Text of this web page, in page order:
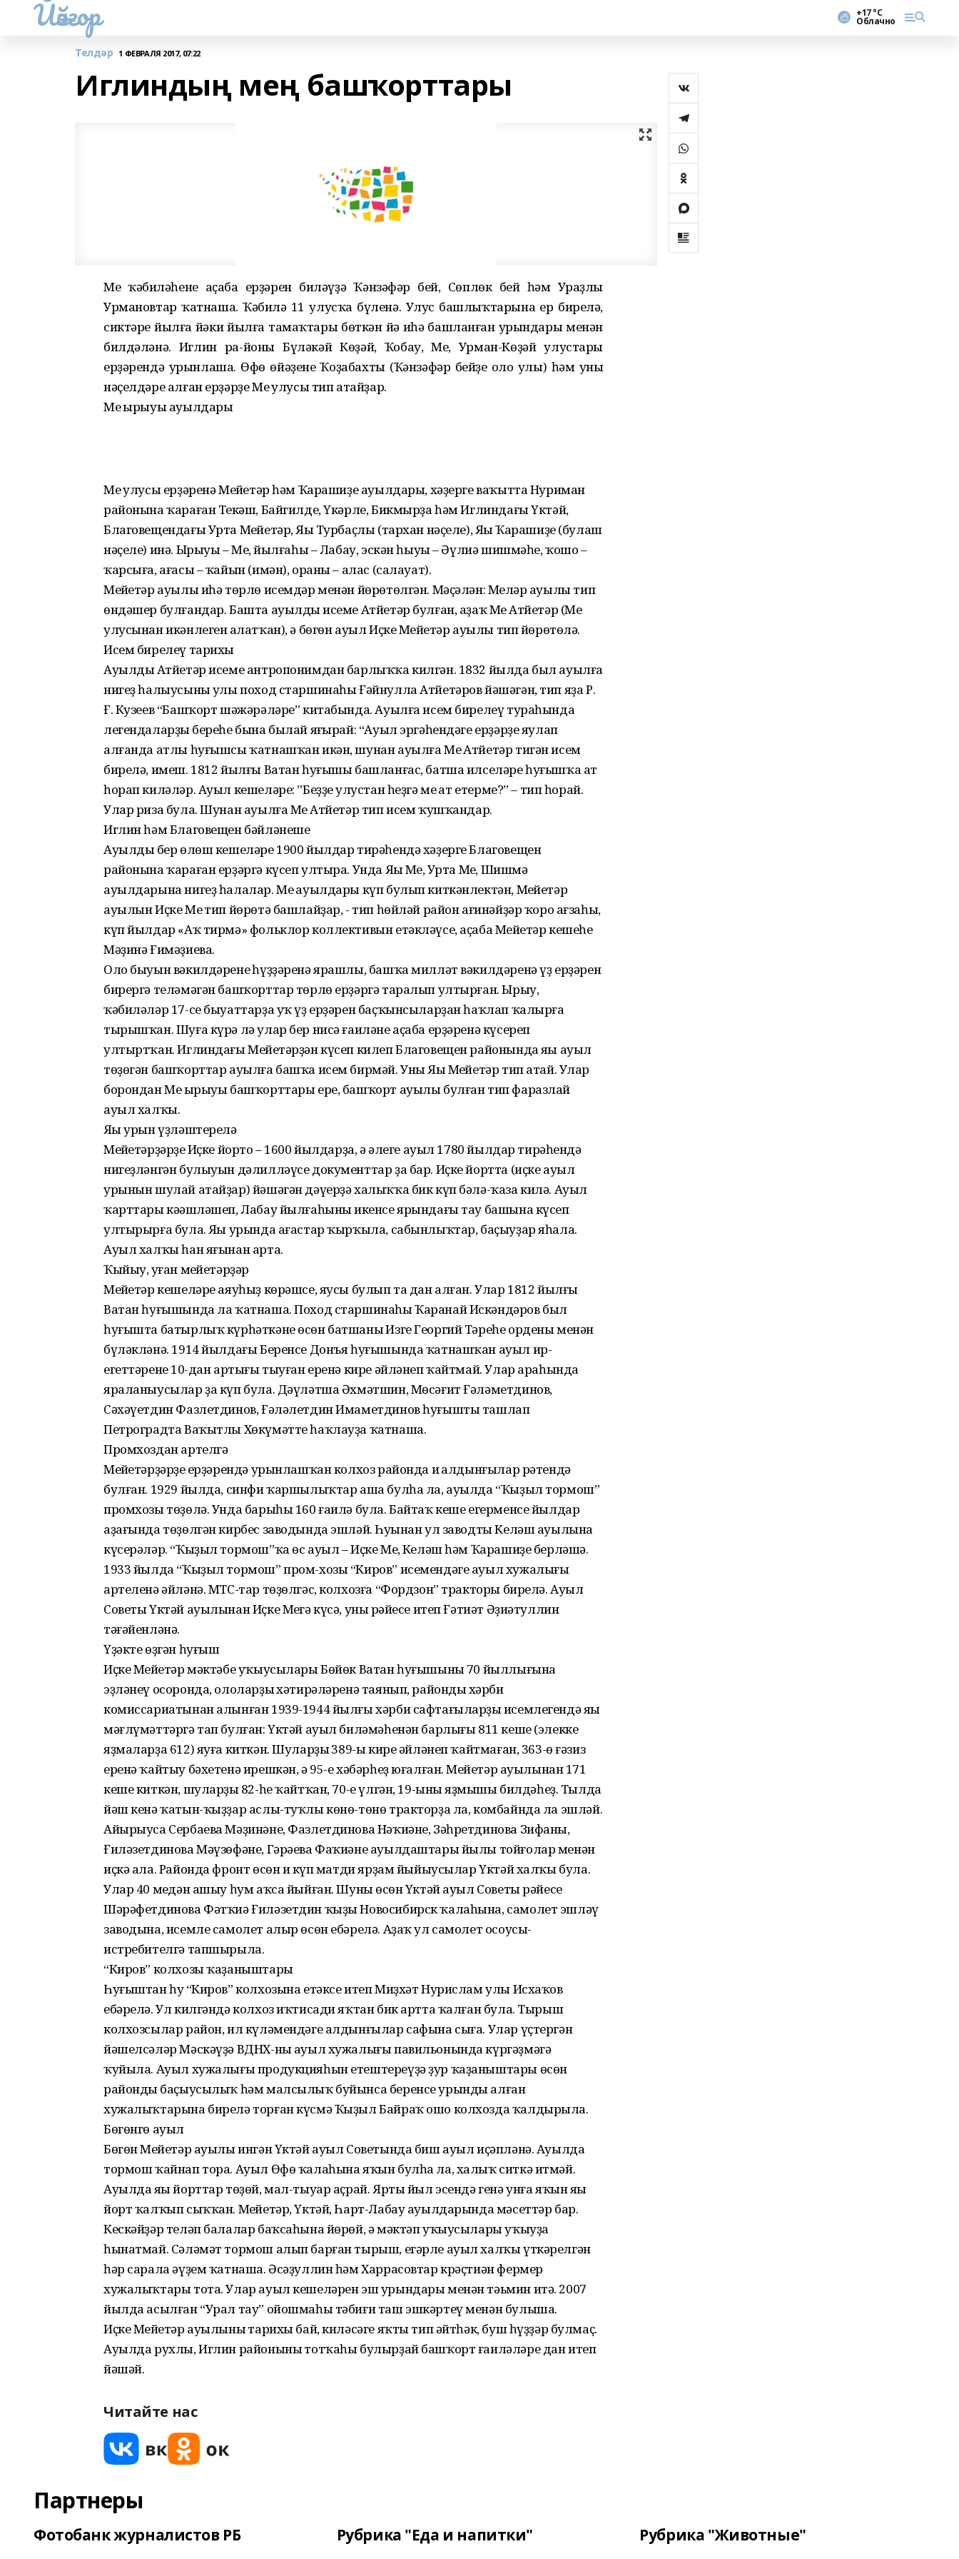
Йәйғор +17 °С
Облачно
Телдәр 1 ФЕВРАЛЯ 2017, 07:22
Иглиндың мең башҡорттары
Мең ҡәбиләһенең аҫаба ерҙәрен биләүҙә Ҡәнзәфәр бей, Сөплөк бей һәм Ураҙлы
Урмановтар ҡатнаша. Ҡәбилә 11 улусҡа бүленә. Улус башлыҡтарына ер бирелә,
сиктәре йылға йәки йылға тамаҡтары бөткән йә иһә башланған урындары менән
билдәләнә. Иглин ра-йоны Бүләкәй Көҙәй, Ҡобау, Мең, Урман-Көҙәй улустары
ерҙәрендә урынлаша. Өфө өйәҙенең Ҡоҙабахты (Ҡәнзәфәр бейҙең оло улы) һәм уның
нәҫелдәре алған ерҙәрҙе Мең улусы тип атайҙар.
Мең ырыуы ауылдары
Мең улусы ерҙәренә Меңйетәр һәм Ҡарашиҙе ауылдары, хәҙерге ваҡытта Нуриман
районына ҡараған Теңкәш, Байгилде, Үкәрле, Бикмырҙа һәм Иглиндағы Үктәй,
Благовещендағы Урта Меңйетәр, Яңы Турбаҫлы (тархан нәҫеле), Яңы Ҡарашиҙе (булаш
нәҫеле) инә. Ырыуы – Мең, йылғаһы – Лабау, эскән һыуы – Әүлиә шишмәһе, ҡошо –
ҡарсыға, ағасы – ҡайын (имән), ораны – алас (салауат).
Меңйетәр ауылы иһә төрлө исемдәр менән йөрөтөлгән. Мәҫәлән: Меңләр ауылы тип
өндәшер булғандар. Башта ауылдың исеме Атйетәр булған, аҙаҡ Мең Атйетәр (Мең
улусынан икәнлеген аңлатҡан), ә бөгөн ауыл Иҫке Меңйетәр ауылы тип йөрөтөлә.
Исем бирелеү тарихы
Ауылдың Атйетәр исеме антропонимдан барлыҡҡа килгән. 1832 йылда был ауылға
нигеҙ һалыусының улы поход старшинаһы Ғәйнулла Атйетәров йәшәгән, тип яҙа Р.
Ғ. Кузеев “Башҡорт шәжәрәләре” китабында. Ауылға исем бирелеү тураһында
легендаларҙың береһе бына былай яңғырай: “Ауыл эргәһендәге ерҙәрҙе яулап
алғанда атлы һуғышсы ҡатнашҡан икән, шунан ауылға Мең Атйетәр тигән исем
бирелә, имеш. 1812 йылғы Ватан һуғышы башланғас, батша илселәре һуғышҡа ат
һорап киләләр. Ауыл кешеләре: ”Беҙҙең улустан һеҙгә мең ат етерме?” – тип һорай.
Улар риза була. Шунан ауылға Мең Атйетәр тип исем ҡушҡандар.
Иглин һәм Благовещен бәйләнеше
Ауылдың бер өлөш кешеләре 1900 йылдар тирәһендә хәҙерге Благовещен
районына ҡараған ерҙәргә күсеп ултыра. Унда Яңы Мең, Урта Мең, Шишмә
ауылдарына нигеҙ һалалар. Мең ауылдары күп булып киткәнлектән, Меңйетәр
ауылын Иҫке Мең тип йөрөтә башлайҙар, - тип һөйләй район ағинәйҙәр ҡоро ағзаһы,
күп йылдар «Аҡ тирмә» фольклор коллективын етәкләүсе, аҫаба Меңйетәр кешеһе
Мәҙинә Ғимәҙиева.
Оло быуын вәкилдәренең һүҙҙәренә ярашлы, башҡа милләт вәкилдәренә үҙ ерҙәрен
бирергә теләмәгән башҡорттар төрлө ерҙәргә таралып ултырған. Ырыу,
ҡәбиләләр 17-се быуаттарҙа уҡ үҙ ерҙәрен баҫҡынсыларҙан һаҡлап ҡалырға
тырышҡан. Шуға күрә лә улар бер нисә ғаиләне аҫаба ерҙәренә күсереп
ултыртҡан. Иглиндағы Меңйетәрҙән күсеп килеп Благовещен районында яңы ауыл
төҙөгән башҡорттар ауылға башҡа исем бирмәй. Уны Яңы Меңйетәр тип атай. Улар
борондан Мең ырыуы башҡорттары ере, башҡорт ауылы булған тип фаразлай
ауыл халҡы.
Яңы урын үҙләштерелә
Меңйетәрҙәрҙең Иҫке йорто – 1600 йылдарҙа, ә әлеге ауыл 1780 йылдар тирәһендә
нигеҙләнгән булыуын дәлилләүсе документтар ҙа бар. Иҫке йортта (иҫке ауыл
урынын шулай атайҙар) йәшәгән дәүерҙә халыҡҡа бик күп бәлә-ҡаза килә. Ауыл
ҡарттары кәңәшләшеп, Лабау йылғаһының икенсе ярындағы тау башына күсеп
ултырырға була. Яңы урында ағастар ҡырҡыла, сабынлыҡтар, баҫыуҙар яһала.
Ауыл халҡы һан яғынан арта.
Ҡыйыу, уңған меңйетәрҙәр
Меңйетәр кешеләре аяуһыҙ көрәшсе, яусы булып та дан алған. Улар 1812 йылғы
Ватан һуғышында ла ҡатнаша. Поход старшинаһы Ҡаранай Искәндәров был
һуғышта батырлыҡ күрһәткәне өсөн батшаның Изге Георгий Тәреһе ордены менән
бүләкләнә. 1914 йылдағы Беренсе Донъя һуғышында ҡатнашҡан ауыл ир-
егеттәренең 10-дан артығы тыуған еренә кире әйләнеп ҡайтмай. Улар араһында
яраланыусылар ҙа күп була. Дәүләтша Әхмәтшин, Мөсәғит Ғәләметдинов,
Сәхәүетдин Фазлетдинов, Ғәләлетдин Имаметдинов һуғышты ташлап
Петроградта Ваҡытлы Хөкүмәтте һаҡлауҙа ҡатнаша.
Промхоздан артелгә
Меңйетәрҙәрҙең ерҙәрендә урынлашҡан колхоз районда иң алдынғылар рәтендә
булған. 1929 йылда, синфи ҡаршылыҡтар аша булһа ла, ауылда “Ҡыҙыл тормош”
промхозы төҙөлә. Унда барыһы 160 ғаилә була. Байтаҡ кеше егерменсе йылдар
аҙағында төҙөлгән кирбес заводында эшләй. Һуңынан ул заводты Келәш ауылына
күсерәләр. “Ҡыҙыл тормош”ҡа өс ауыл – Иҫке Мең, Келәш һәм Ҡарашиҙе берләшә.
1933 йылда “Ҡыҙыл тормош” пром-хозы “Киров” исемендәге ауыл хужалығы
артеленә әйләнә. МТС-тар төҙөлгәс, колхозға “Фордзон” тракторы бирелә. Ауыл
Советы Үктәй ауылынан Иҫке Меңгә күсә, уның рәйесе итеп Ғәтиәт Әҙиәтуллин
тәғәйенләнә.
Үҙәкте өҙгән һуғыш
Иҫке Меңйетәр мәктәбе уҡыусылары Бөйөк Ватан һуғышының 70 йыллығына
эҙләнеү осоронда, ололарҙың хәтирәләренә таянып, райондың хәрби
комиссариатынан алынған 1939-1944 йылғы хәрби сафтағыларҙың исемлегендә яңы
мәғлүмәттәргә тап булған: Үктәй ауыл биләмәһенән барлығы 811 кеше (элекке
яҙмаларҙа 612) яуға киткән. Шуларҙың 389-ы кире әйләнеп ҡайтмаған, 363-ө ғәзиз
еренә ҡайтыу бәхетенә ирешкән, ә 95-е хәбәрһеҙ юғалған. Меңйетәр ауылынан 171
кеше киткән, шуларҙың 82-һе ҡайтҡан, 70-е үлгән, 19-ының яҙмышы билдәһеҙ. Тылда
йәш кенә ҡатын-ҡыҙҙар аслы-туҡлы көнө-төнө тракторҙа ла, комбайнда ла эшләй.
Айырыуса Сербаева Мәҙинәне, Фазлетдинова Нәҡиәне, Зәһретдинова Зифаны,
Ғиләзетдинова Мәүзөфәне, Гәрәева Фаҡиәне ауылдаштары йылы тойғолар менән
иҫкә ала. Районда фронт өсөн иң күп матди ярҙам йыйыусылар Үктәй халҡы була.
Улар 40 меңдән ашыу һум аҡса йыйған. Шуның өсөн Үктәй ауыл Советы рәйесе
Шәрәфетдинова Фәтҡиә Ғиләзетдин ҡыҙы Новосибирск ҡалаһына, самолет эшләү
заводына, исемле самолет алыр өсөн ебәрелә. Аҙаҡ ул самолет осоусы-
истребителгә тапшырыла.
“Киров” колхозы ҡаҙаныштары
Һуғыштан һуң “Киров” колхозына етәксе итеп Миҙхәт Нурислам улы Исхаҡов
ебәрелә. Ул килгәндә колхоз иҡтисади яҡтан бик артта ҡалған була. Тырыш
колхозсылар район, ил күләмендәге алдынғылар сафына сыға. Улар үҫтергән
йәшелсәләр Мәскәүҙә ВДНХ-ның ауыл хужалығы павильонында күргәҙмәгә
ҡуйыла. Ауыл хужалығы продукцияһын етештереүҙә ҙур ҡаҙаныштары өсөн
райондың баҫыусылыҡ һәм малсылыҡ буйынса беренсе урынды алған
хужалыҡтарына бирелә торған күсмә Ҡыҙыл Байраҡ ошо колхозда ҡалдырыла.
Бөгөнгө ауыл
Бөгөн Меңйетәр ауылы ингән Үктәй ауыл Советында биш ауыл иҫәпләнә. Ауылда
тормош ҡайнап тора. Ауыл Өфө ҡалаһына яҡын булһа ла, халыҡ ситкә итмәй.
Ауылда яңы йорттар төҙөй, мал-тыуар аҫрай. Ярты йыл эсендә генә унға яҡын яңы
йорт ҡалҡып сыҡҡан. Меңйетәр, Үктәй, Һарт-Лабау ауылдарында мәсеттәр бар.
Кескәйҙәр теләп балалар баҡсаһына йөрөй, ә мәктәп уҡыусылары уҡыуҙа
һынатмай. Сәләмәт тормош алып барған тырыш, егәрле ауыл халҡы үткәрелгән
һәр сарала әүҙем ҡатнаша. Әсәҙуллин һәм Харрасовтар крәҫтиән фермер
хужалыҡтары тота. Улар ауыл кешеләрен эш урындары менән тәьмин итә. 2007
йылда асылған “Урал тау” ойошмаһы тәбиғи таш эшкәртеү менән булыша.
Иҫке Меңйетәр ауылының тарихы бай, киләсәге яҡты тип әйтһәк, буш һүҙҙәр булмаҫ.
Ауылда рухлы, Иглин районының тотҡаһы булырҙай башҡорт ғаиләләре дан итеп
йәшәй.
Читайте нас
Партнеры
Фотобанк журналистов РБ Рубрика "Еда и напитки" Рубрика "Животные"